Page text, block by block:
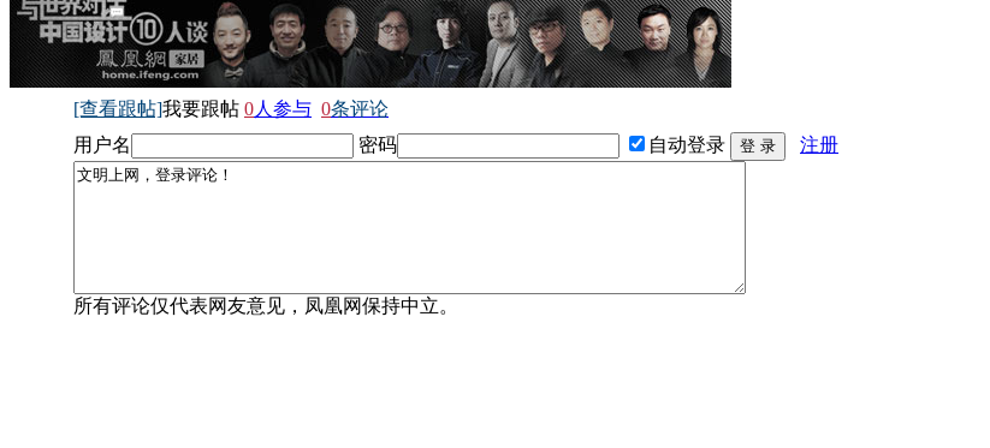
[查看跟帖]我要跟帖 0人参与 0条评论
用户名
密码 自动登录 注册
所有评论仅代表网友意见，凤凰网保持中立。